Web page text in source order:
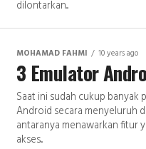
dilontarkan...
MOHAMAD FAHMI 10 years ago
3 Emulator
Saat ini sudah cukup
Android secara menyeluruh
antaranya menawarkan fitur
akses...